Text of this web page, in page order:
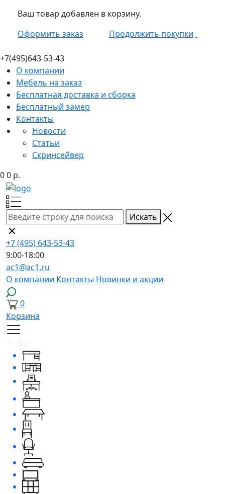
Ваш товар добавлен в корзину.
Оформить заказ
Продолжить покупки
+7(495)643-53-43
О компании
Мебель на заказ
Бесплатная доставка и сборка
Бесплатный замер
Контакты
Новости
Статьи
Скринсейвер
00 р.
Искать
+7 (495) 643-53-43
9:00-18:00
ac1@ac1.ru
О компании Контакты Новинки и акции
0
Корзина